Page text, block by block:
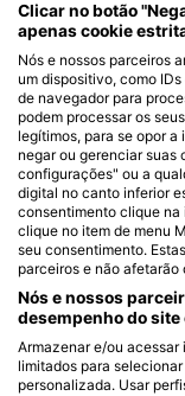
Centros de
local de
Cipreia Dive Club
Vidamar Resort Hotel
Estrada Monumental,
9000-100 Funchal,
Atalaia
Travessa Vista
Clicar no botão
apenas cookie
Nós e nossos parceiros
um dispositivo, como
de navegador para
podem processar os
legítimos, para se opor
negar ou gerenciar
configurações" ou a
digital no canto inferior
consentimento clique na
clique no item de menu
seu consentimento.
parceiros e não
Nós e nossos
desempenho do
Armazenar e/ou acessar
limitados para
personalizada. Usar